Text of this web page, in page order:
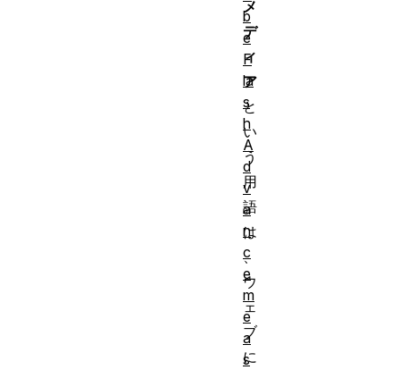
メ
デ
ィ
ア
と
い
う
用
語
は
、
ウ
ェ
ブ
に
b
e
F
la
s
h
A
d
v
a
n
c
e
m
e
a
s